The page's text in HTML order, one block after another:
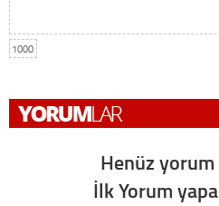
1000
Henüz yorum
İlk Yorum